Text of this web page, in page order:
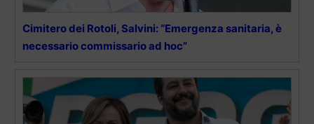
Cimitero dei Rotoli, Salvini: “Emergenza sanitaria, è
necessario commissario ad hoc”